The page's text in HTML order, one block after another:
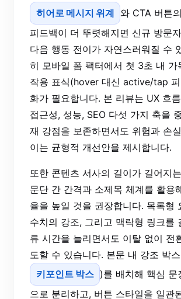
히어로 메시지 위계
와 CTA 버튼
피드백이 더 뚜렷해지면 신규 방문
다음 행동 전이가 자연스러워질 수
히 모바일 폼 팩터에서 첫 3초 내 가
작용 표식(hover 대신 active/tap
화가 필요합니다. 본 리뷰는 UX 흐
접근성, 성능, SEO 다섯 가지 축을
재 강점을 보존하면서도 위험과 손
이는 균형적 개선안을 제시합니다.
또한 콘텐츠 서사의 길이가 길어지
문단 간 간격과 소제목 체계를 활용
율을 높일 것을 권장합니다. 목록형
수치의 강조, 그리고 맥락형 링크를
류 시간을 늘리면서도 이탈 없이 전
도할 수 있습니다. 본문 내 강조 박
키포인트 박스 )를 배치해 핵심 문
으로 분리하고, 버튼 스타일을 일관